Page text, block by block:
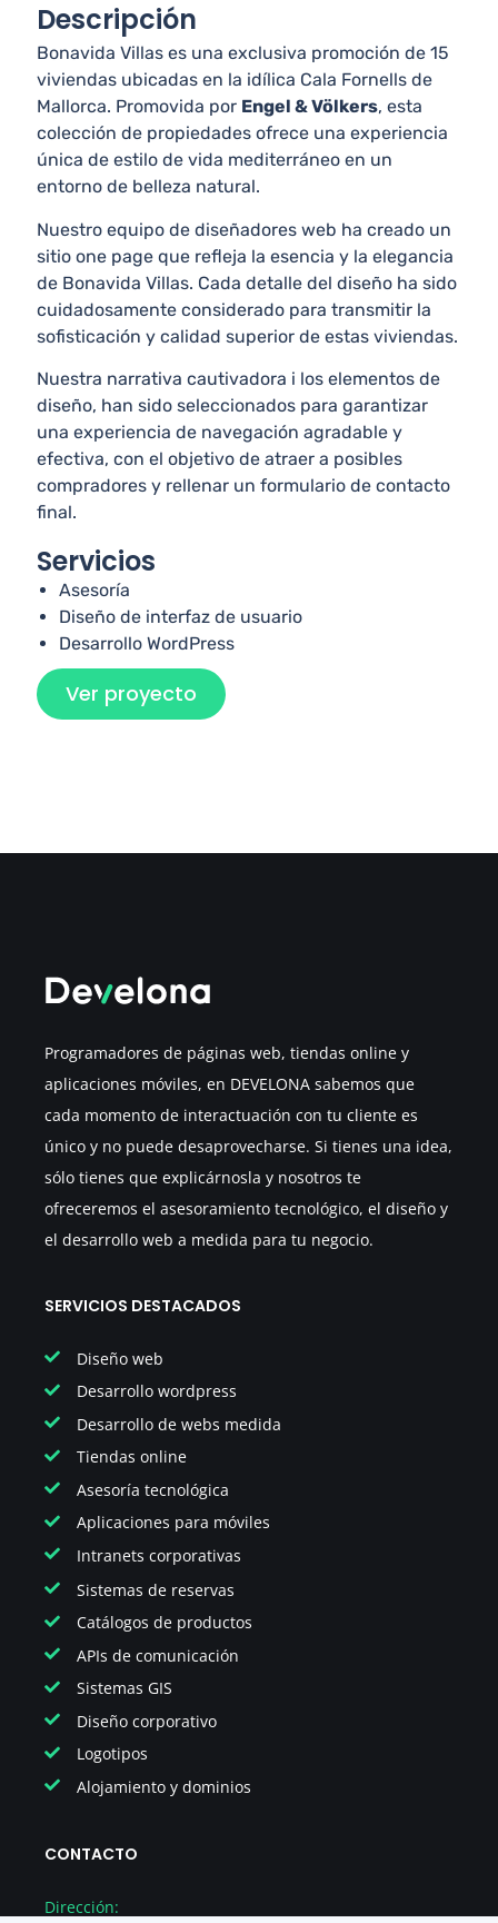
Descripción
Bonavida Villas es una exclusiva promoción de 15
viviendas ubicadas en la idílica Cala Fornells de
Mallorca. Promovida por Engel & Völkers, esta
colección de propiedades ofrece una experiencia
única de estilo de vida mediterráneo en un
entorno de belleza natural.
Nuestro equipo de diseñadores web ha creado un
sitio one page que refleja la esencia y la elegancia
de Bonavida Villas. Cada detalle del diseño ha sido
cuidadosamente considerado para transmitir la
sofisticación y calidad superior de estas viviendas.
Nuestra narrativa cautivadora i los elementos de
diseño, han sido seleccionados para garantizar
una experiencia de navegación agradable y
efectiva, con el objetivo de atraer a posibles
compradores y rellenar un formulario de contacto
final.
Servicios
Asesoría
Diseño de interfaz de usuario
Desarrollo WordPress
Ver proyecto
Programadores de páginas web, tiendas online y
aplicaciones móviles, en DEVELONA sabemos que
cada momento de interactuación con tu cliente es
único y no puede desaprovecharse. Si tienes una idea,
sólo tienes que explicárnosla y nosotros te
ofreceremos el asesoramiento tecnológico, el diseño y
el desarrollo web a medida para tu negocio.
SERVICIOS DESTACADOS
Diseño web
Desarrollo wordpress
Desarrollo de webs medida
Tiendas online
Asesoría tecnológica
Aplicaciones para móviles
Intranets corporativas
Sistemas de reservas
Catálogos de productos
APIs de comunicación
Sistemas GIS
Diseño corporativo
Logotipos
Alojamiento y dominios
CONTACTO
Dirección: